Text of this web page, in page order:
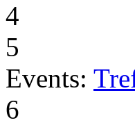
4
5
Events:
6